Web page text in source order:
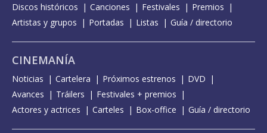
Discos históricos
Canciones Festivales
Premios
Artistas y grupos
Portadas Listas Guía / directorio
CINEMANÍA
Noticias Cartelera Próximos estrenos
DVD
Avances
Tráilers
Festivales + premios
Actores y actrices
Carteles Box-office Guía / directorio